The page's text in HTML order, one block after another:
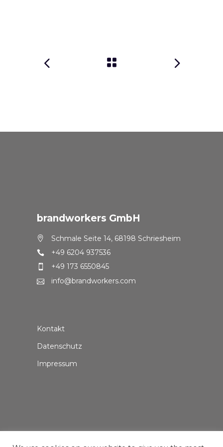
brandworkers GmbH
Schmale Seite 14, 68198 Schriesheim
+49 6204 937536
+49 173 6550845
info@brandworkers.com
Kontakt
Datenschutz
Impressum